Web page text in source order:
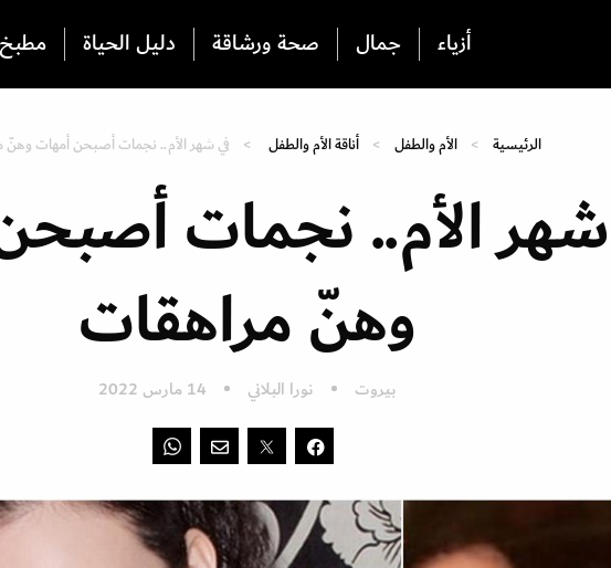
أزياء جمال صحة ورشاقة دليل الحياة مطبخ
الرئيسية الأم والطفل أناقة الأم والطفل في شهر الأم.. نجمات أصبحن أمهات وهنّ
الأم.. نجمات
وهنّ مراهقات
بيروت نورا البلاني 14 مارس 2022